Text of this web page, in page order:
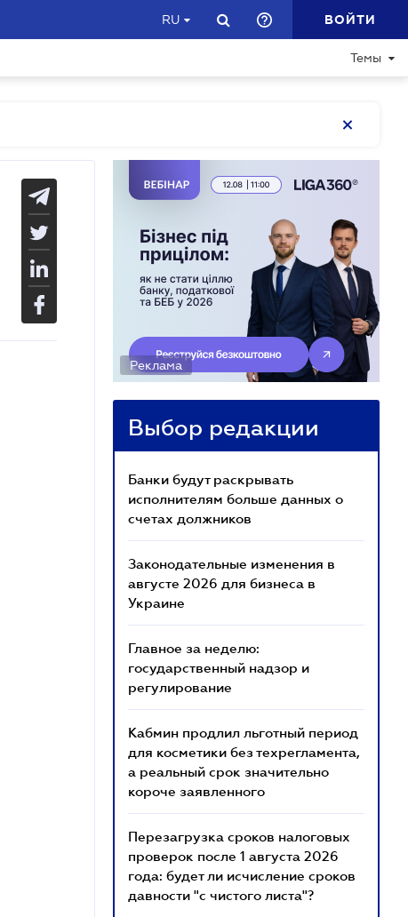
RU ВОЙТИ
Темы
Реклама
Выбор редакции
Банки будут раскрывать
исполнителям больше данных о
счетах должников
Законодательные изменения в
августе 2026 для бизнеса в
Украине
Главное за неделю:
государственный надзор и
регулирование
Кабмин продлил льготный период
для косметики без техрегламента,
а реальный срок значительно
короче заявленного
Перезагрузка сроков налоговых
проверок после 1 августа 2026
года: будет ли исчисление сроков
давности "с чистого листа"?